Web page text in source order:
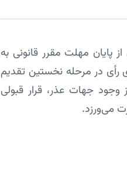
مهلت مقرر قانونی به
رأی در مرحله­ نخستین تقدیم
وجود جهات عذر، قرار قبولی
می­‌ورزد.